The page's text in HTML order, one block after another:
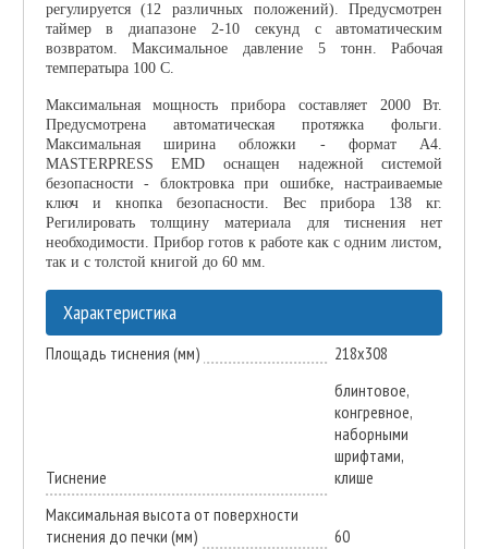
регулируется (12 различных положений). Предусмотрен
таймер в диапазоне 2-10 секунд с автоматическим
возвратом. Максимальное давление 5 тонн. Рабочая
температыра 100 С.
Максимальная мощность прибора составляет 2000 Вт.
Предусмотрена автоматическая протяжка фольги.
Максимальная ширина обложки - формат А4.
MASTERPRESS EMD оснащен надежной системой
безопасности - блоктровка при ошибке, настраиваемые
ключ и кнопка безопасности. Вес прибора 138 кг.
Регилировать толщину материала для тиснения нет
необходимости. Прибор готов к работе как с одним листом,
так и с толстой книгой до 60 мм.
Характеристика
Площадь тиснения (мм) 218x308
Тиснение
блинтовое,
конгревное,
наборными
шрифтами,
клише
Максимальная высота от поверхности
тиснения до печки (мм)
60